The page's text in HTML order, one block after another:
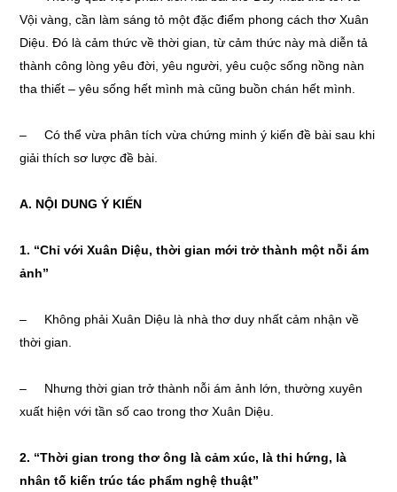
Vội vàng, cần làm sáng tỏ một đặc điểm phong cách thơ Xuân
Diệu. Đó là cảm thức về thời gian, từ cảm thức này mà diễn tả
thành công lòng yêu đời, yêu người, yêu cuộc sống nồng nàn
tha thiết – yêu sống hết mình mà cũng buồn chán hết mình.
– Có thể vừa phân tích vừa chứng minh ý kiến đề bài sau khi
giải thích sơ lược đề bài.
A. NỘI DUNG Ý KIẾN
1. “Chỉ với Xuân Diệu, thời gian mới trở thành một nỗi ám
ảnh”
– Không phải Xuân Diệu là nhà thơ duy nhất cảm nhận về
thời gian.
– Nhưng thời gian trở thành nỗi ám ảnh lớn, thường xuyên
xuất hiện với tần số cao trong thơ Xuân Diệu.
2. “Thời gian trong thơ ông là cảm xúc, là thi hứng, là
nhân tố kiến trúc tác phẩm nghệ thuật”